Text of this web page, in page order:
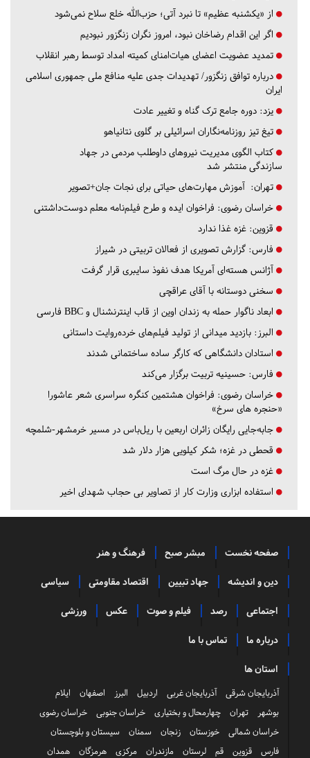
از «یکشنبه عظیم» تا نبرد آتی؛ حزب‌الله خلع سلاح نمی‌شود
اگر این اقدام رضاخان نبود، امروز نگران زنگزور نبودیم
تمدید عضویت اعضای هیات‌امنای کمیته امداد توسط رهبر انقلاب
درباره توافق زنگزور/ تهدیدات جدی علیه منافع ملی جمهوری اسلامی
ایران
یزد: دوره جامع ترک گناه و تغییر عادت
تیغ تیز روزنامه‌نگاران اسرائیلی بر گلوی نتانیاهو
کتاب الگوی مدیریت نیروهای داوطلب مردمی در جهاد
سازندگی منتشر شد
تهران: آموزش مهارت‌های حیاتی برای نجات جان+تصویر
خراسان رضوی: فراخوان ایده و طرح فیلم‌نامه معلم دوست‌داشتنی
قزوین: غزه غذا ندارد
فارس: گزارش تصویری از فعالان تربیتی در شیراز
آژانس هسته‌ای آمریکا هدف نفوذ سایبری قرار گرفت
سخنی دوستانه با آقای عراقچی
ابعاد ناگوار حمله به زندان اوین از قاب اینترنشنال و BBC فارسی
البرز: بازدید میدانی از تولید فیلم‌های خرده‌روایت داستانی
استادان دانشگاهی که کارگر ساده ساختمانی شدند
فارس: حسینیه تربیت برگزار می‌کند
خراسان رضوی: فراخوان هشتمین کنگره سراسری شعر عاشورا
«حنجره های سرخ»
جابه‌جایی رایگان زائران اربعین با ریل‌باس در مسیر خرمشهر-شلمچه
قحطی در غزه؛ شکر کیلویی هزار دلار شد
غزه در حال مرگ است
استفاده ابزاری وزارت کار از تصاویر بی حجاب شهدای اخیر
صفحه نخست مبشر صبح فرهنگ و هنر
دین و اندیشه جهاد تبیین اقتصاد مقاومتی سیاسی
اجتماعی رصد فیلم و صوت عکس ورزشی
درباره ما تماس با ما
استان ها
آذربایجان شرقی آذربایجان غربی اردبیل البرز اصفهان
ایلام
بوشهر
تهران چهارمحال و بختیاری خراسان جنوبی
خراسان رضوی
خراسان شمالی
خوزستان زنجان سمنان
سیستان و بلوچستان
فارس
قزوین قم لرستان مازندران مرکزی هرمزگان همدان